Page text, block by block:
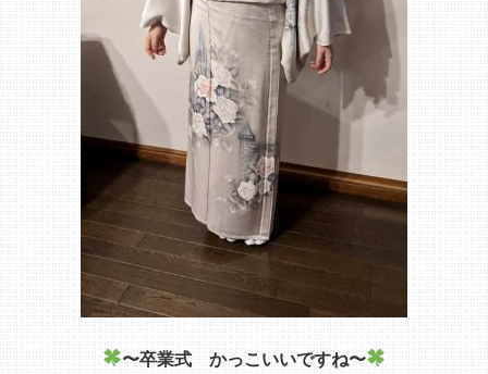
〜卒業式 かっこいいですね〜